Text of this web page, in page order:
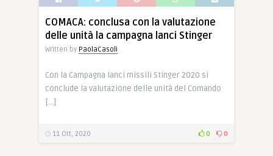
COMACA: conclusa con la valutazione
delle unità la campagna lanci Stinger
Written by PaolaCasoli
Con la Campagna lanci missili Stinger 2020 si
conclude la valutazione delle unità del Comando
[…]
11 Ott, 2020 0 0